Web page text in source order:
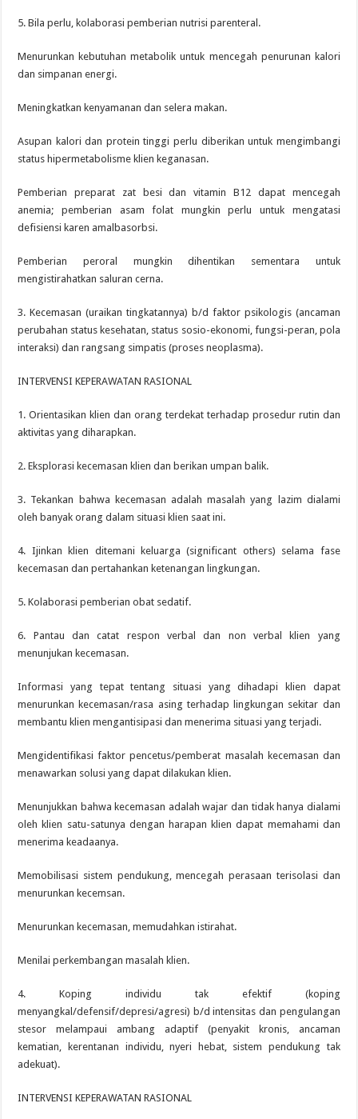
5. Bila perlu, kolaborasi pemberian nutrisi parenteral.
Menurunkan kebutuhan metabolik untuk mencegah penurunan kalori
dan simpanan energi.
Meningkatkan kenyamanan dan selera makan.
Asupan kalori dan protein tinggi perlu diberikan untuk mengimbangi
status hipermetabolisme klien keganasan.
Pemberian preparat zat besi dan vitamin B12 dapat mencegah
anemia; pemberian asam folat mungkin perlu untuk mengatasi
defisiensi karen amalbasorbsi.
Pemberian peroral mungkin dihentikan sementara untuk
mengistirahatkan saluran cerna.
3. Kecemasan (uraikan tingkatannya) b/d faktor psikologis (ancaman
perubahan status kesehatan, status sosio-ekonomi, fungsi-peran, pola
interaksi) dan rangsang simpatis (proses neoplasma).
INTERVENSI KEPERAWATAN RASIONAL
1. Orientasikan klien dan orang terdekat terhadap prosedur rutin dan
aktivitas yang diharapkan.
2. Eksplorasi kecemasan klien dan berikan umpan balik.
3. Tekankan bahwa kecemasan adalah masalah yang lazim dialami
oleh banyak orang dalam situasi klien saat ini.
4. Ijinkan klien ditemani keluarga (significant others) selama fase
kecemasan dan pertahankan ketenangan lingkungan.
5. Kolaborasi pemberian obat sedatif.
6. Pantau dan catat respon verbal dan non verbal klien yang
menunjukan kecemasan.
Informasi yang tepat tentang situasi yang dihadapi klien dapat
menurunkan kecemasan/rasa asing terhadap lingkungan sekitar dan
membantu klien mengantisipasi dan menerima situasi yang terjadi.
Mengidentifikasi faktor pencetus/pemberat masalah kecemasan dan
menawarkan solusi yang dapat dilakukan klien.
Menunjukkan bahwa kecemasan adalah wajar dan tidak hanya dialami
oleh klien satu-satunya dengan harapan klien dapat memahami dan
menerima keadaanya.
Memobilisasi sistem pendukung, mencegah perasaan terisolasi dan
menurunkan kecemsan.
Menurunkan kecemasan, memudahkan istirahat.
Menilai perkembangan masalah klien.
4. Koping individu tak efektif (koping
menyangkal/defensif/depresi/agresi) b/d intensitas dan pengulangan
stesor melampaui ambang adaptif (penyakit kronis, ancaman
kematian, kerentanan individu, nyeri hebat, sistem pendukung tak
adekuat).
INTERVENSI KEPERAWATAN RASIONAL